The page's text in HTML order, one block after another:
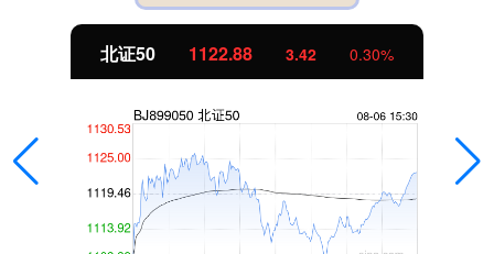
北证50 1122.88 3.42 0.30%